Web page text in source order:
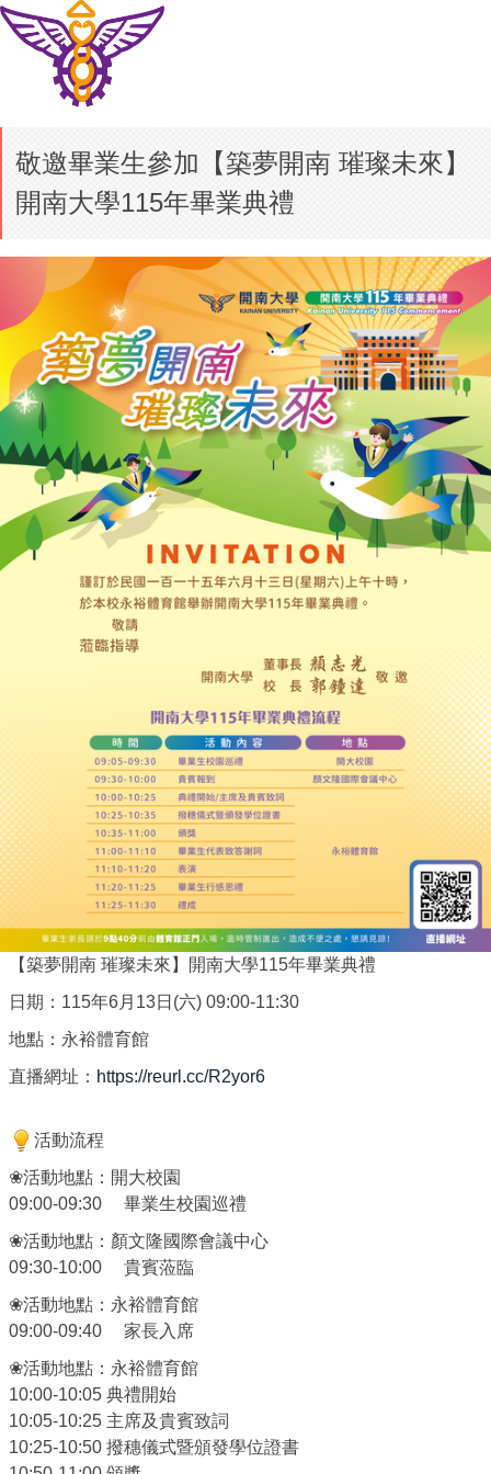
敬邀畢業生參加【築夢開南 璀璨未來】
開南大學115年畢業典禮
【築夢開南 璀璨未來】開南大學115年畢業典禮
日期：115年6月13日(六) 09:00-11:30
地點：永裕體育館
直播網址： https://reurl.cc/R2yor6
活動流程
❀活動地點：開大校園
09:00-09:30 畢業生校園巡禮
❀活動地點：顏文隆國際會議中心
09:30-10:00 貴賓蒞臨
❀活動地點：永裕體育館
09:00-09:40 家長入席
❀活動地點：永裕體育館
10:00-10:05 典禮開始
10:05-10:25 主席及貴賓致詞
10:25-10:50 撥穗儀式暨頒發學位證書